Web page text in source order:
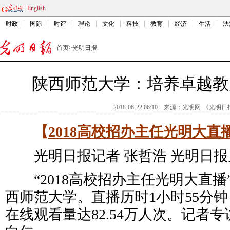
English
时政 国际 时评 理论 文化 科技 教育 经济 生活
首页>光明日报
陕西师范大学：培养卓越
2018-06-22 06:10 来源： 光明网-《光明日
【2018高校招办主任光明大直
光明日报记者 张哲浩 光明日报
“2018高校招办主任光明大直播
西师范大学。直播历时1小时55分
在线观看量达82.54万人次。记者